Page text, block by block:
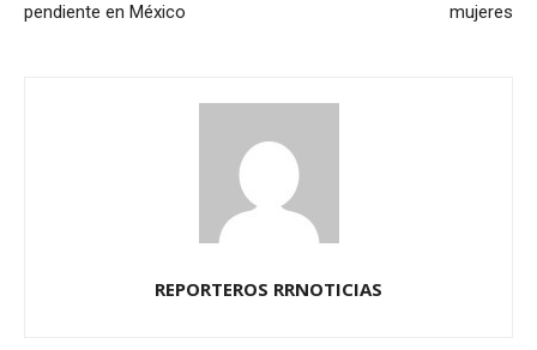
pendiente en México
mujeres
REPORTEROS RRNOTICIAS